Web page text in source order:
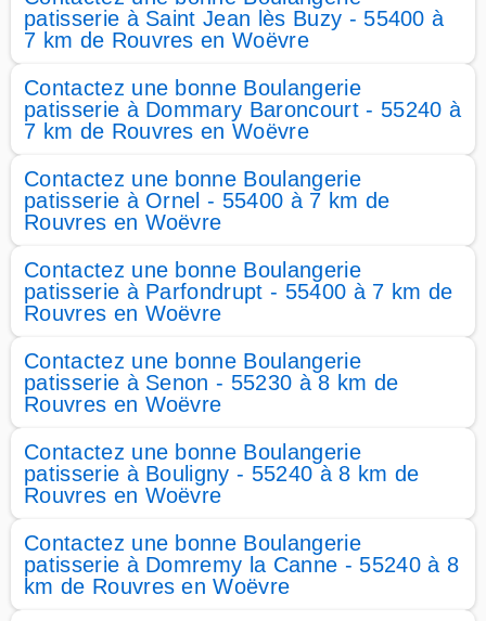
patisserie à Saint Jean lès Buzy - 55400 à
7 km de Rouvres en Woëvre
Contactez une bonne Boulangerie
patisserie à Dommary Baroncourt - 55240 à
7 km de Rouvres en Woëvre
Contactez une bonne Boulangerie
patisserie à Ornel - 55400 à 7 km de
Rouvres en Woëvre
Contactez une bonne Boulangerie
patisserie à Parfondrupt - 55400 à 7 km de
Rouvres en Woëvre
Contactez une bonne Boulangerie
patisserie à Senon - 55230 à 8 km de
Rouvres en Woëvre
Contactez une bonne Boulangerie
patisserie à Bouligny - 55240 à 8 km de
Rouvres en Woëvre
Contactez une bonne Boulangerie
patisserie à Domremy la Canne - 55240 à 8
km de Rouvres en Woëvre